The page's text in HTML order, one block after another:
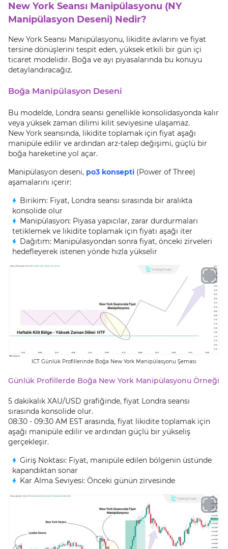
New York Seansı Manipülasyonu (NY
Manipülasyon Deseni) Nedir?
New York Seansı Manipülasyonu, likidite avlarını ve fiyat
tersine dönüşlerini tespit eden, yüksek etkili bir gün içi
ticaret modelidir. Boğa ve ayı piyasalarında bu konuyu
detaylandıracağız.
Boğa Manipülasyon Deseni
Bu modelde, Londra seansı genellikle konsolidasyonda kalır
veya yüksek zaman dilimi kilit seviyesine ulaşamaz.
New York seansında, likidite toplamak için fiyat aşağı
manipüle edilir ve ardından arz-talep değişimi, güçlü bir
boğa hareketine yol açar.
Manipülasyon deseni, po3 konsepti (Power of Three)
aşamalarını içerir:
Birikim: Fiyat, Londra seansı sırasında bir aralıkta
konsolide olur
Manipülasyon: Piyasa yapıcılar, zarar durdurmaları
tetiklemek ve likidite toplamak için fiyatı aşağı iter
Dağıtım: Manipülasyondan sonra fiyat, önceki zirveleri
hedefleyerek istenen yönde hızla yükselir
ICT Günlük Profillerinde Boğa New York Manipülasyonu Şeması
Günlük Profillerde Boğa New York Manipülasyonu Örneği
5 dakikalık XAU/USD grafiğinde, fiyat Londra seansı
sırasında konsolide olur.
08:30 - 09:30 AM EST arasında, fiyat likidite toplamak için
aşağı manipüle edilir ve ardından güçlü bir yükseliş
gerçekleşir.
Giriş Noktası: Fiyat, manipüle edilen bölgenin üstünde
kapandıktan sonar
Kar Alma Seviyesi: Önceki günün zirvesinde